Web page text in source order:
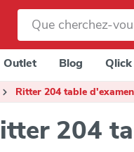
Outlet Blog
Ritter 204 table d'examen
204